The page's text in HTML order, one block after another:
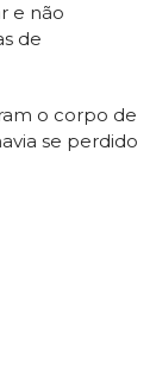
e não
de
o corpo de
se perdido